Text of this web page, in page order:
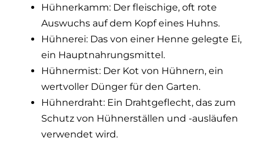
Hühnerkamm: Der fleischige, oft rote
Auswuchs auf dem Kopf eines Huhns.
Hühnerei: Das von einer Henne gelegte Ei,
ein Hauptnahrungsmittel.
Hühnermist: Der Kot von Hühnern, ein
wertvoller Dünger für den Garten.
Hühnerdraht: Ein Drahtgeflecht, das zum
Schutz von Hühnerställen und -ausläufen
verwendet wird.